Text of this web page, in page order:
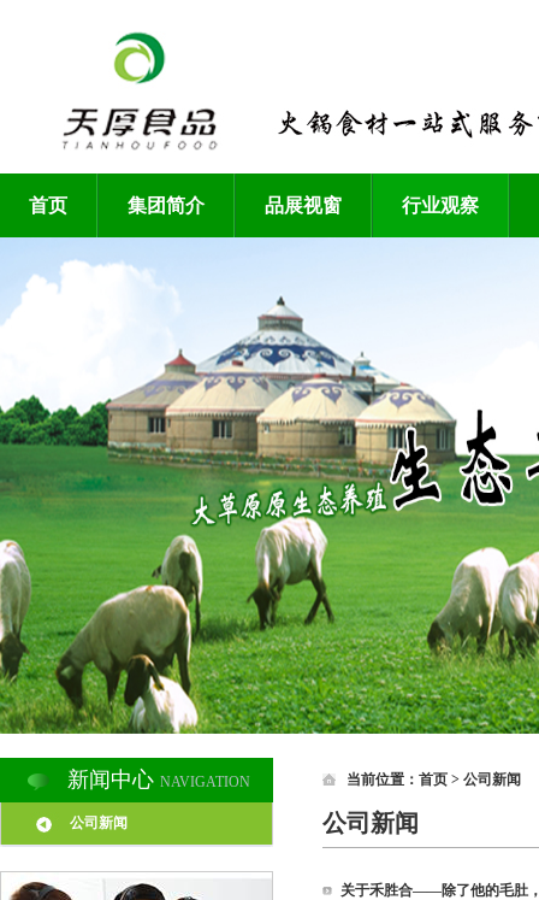
首页 集团简介 品展视窗 行业观察
新闻中心 NAVIGATION
公司新闻
当前位置： 首页 > 公司新闻
公司新闻
关于禾胜合——除了他的毛肚